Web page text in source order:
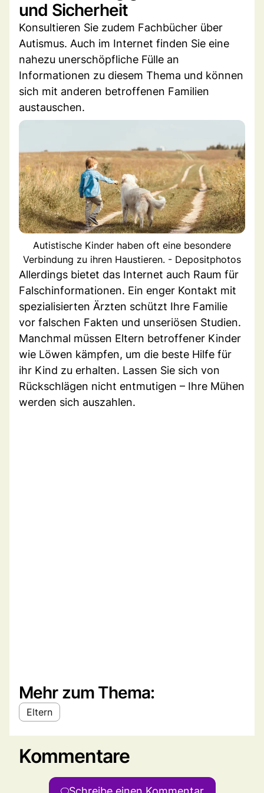
und Sicherheit
Konsultieren Sie zudem Fachbücher über
Autismus. Auch im Internet finden Sie eine
nahezu unerschöpfliche Fülle an
Informationen zu diesem Thema und können
sich mit anderen betroffenen Familien
austauschen.
Autistische Kinder haben oft eine besondere
Verbindung zu ihren Haustieren. - Depositphotos
Allerdings bietet das Internet auch Raum für
Falschinformationen. Ein enger Kontakt mit
spezialisierten Ärzten schützt Ihre Familie
vor falschen Fakten und unseriösen Studien.
Manchmal müssen Eltern betroffener Kinder
wie Löwen kämpfen, um die beste Hilfe für
ihr Kind zu erhalten. Lassen Sie sich von
Rückschlägen nicht entmutigen – Ihre Mühen
werden sich auszahlen.
Mehr zum Thema:
Eltern
Kommentare